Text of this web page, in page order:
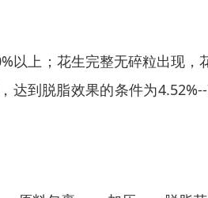
以上；花生完整无碎粒出现
达到脱脂效果的条件为